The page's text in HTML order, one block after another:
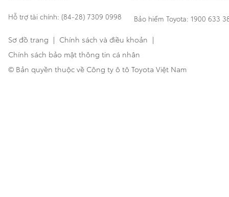
Hỗ trợ tài chính: (84-28) 7309 0998 Bảo hiểm Toyota: 1900 633
Sơ đồ trang | Chính sách và điều khoản |
Chính sách bảo mật thông tin cá nhân
© Bản quyền thuộc về Công ty ô tô Toyota Việt Nam